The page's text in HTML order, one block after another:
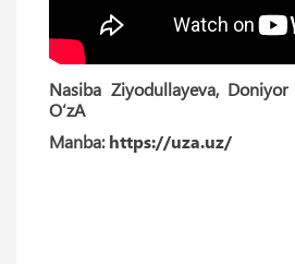
Nasiba Ziyodullayeva,
O‘zA
Manba:https://uza.uz/